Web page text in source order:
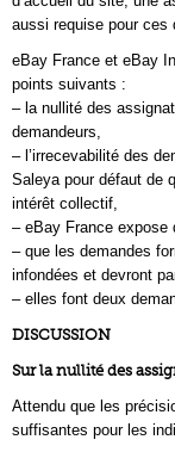
aussi requise pour ces
eBay France et eBay
points suivants :
– la nullité des
demandeurs,
– l’irrecevabilité des
Saleya pour défaut de
intérêt collectif,
– eBay France expose
– que les demandes
infondées et devront
– elles font deux
DISCUSSION
Sur la nullité des
Attendu que les
suffisantes pour les